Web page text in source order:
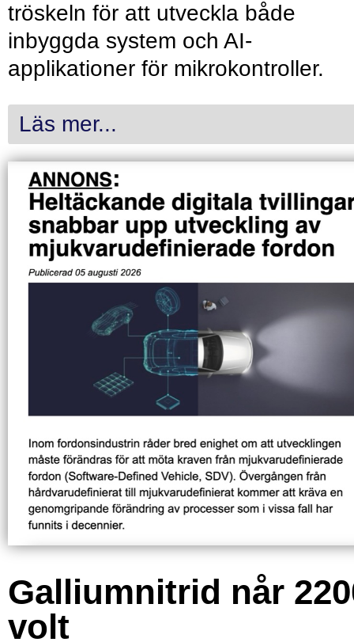
tröskeln för att utveckla både
inbyggda system och AI-
applikationer för mikrokontroller.
Läs mer...
Galliumnitrid når
volt